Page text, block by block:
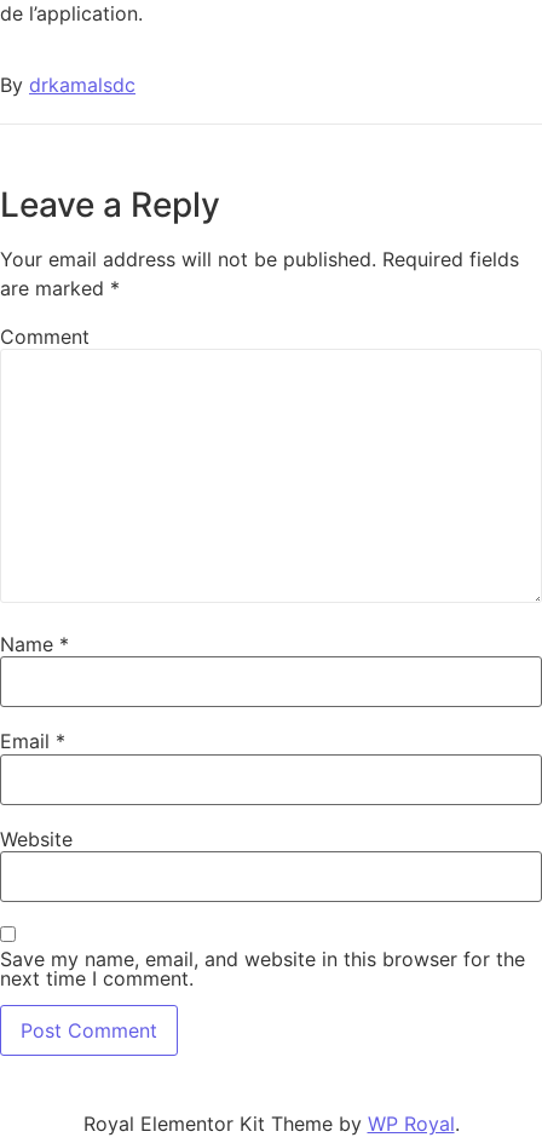
de l’application.
By drkamalsdc
Leave a Reply
Your email address will not be published. Required fields
are marked *
Comment
Name *
Email *
Website
Save my name, email, and website in this browser for the
next time I comment.
Royal Elementor Kit Theme by WP Royal.